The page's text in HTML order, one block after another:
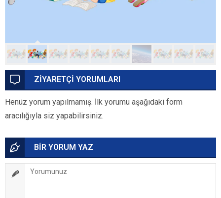
ZİYARETÇİ YORUMLARI
Henüz yorum yapılmamış. İlk yorumu aşağıdaki form
aracılığıyla siz yapabilirsiniz.
BİR YORUM YAZ